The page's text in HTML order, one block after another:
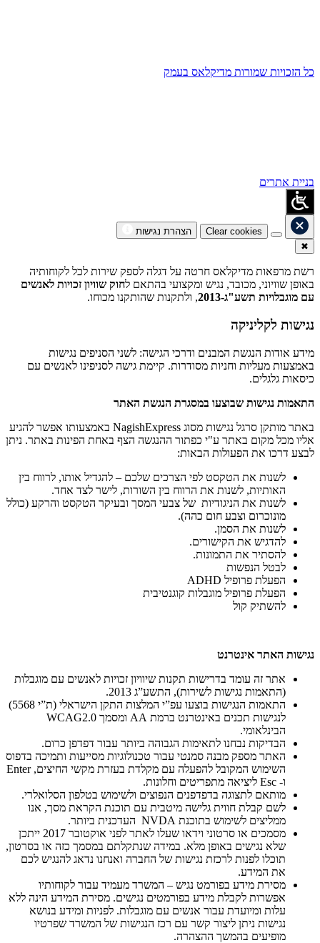
כל הזכויות שמורות מדיקלאס בעמק
בניית אתרים
Clear cookies
הצהרת נגישות
✖
רשת מרפאות מדיקלאס חרטה על דגלה לספק שירות לכל לקוחותיה
באופן שוויוני, מכובד, נגיש ומקצועי בהתאם לחוק שוויון זכויות לאנשים
עם מוגבלויות תשע"ג-2013
, ולתקנות שהותקנו מכוחו.
נגישות לקליניקה
מידע אודות הנגשת המבנים ודרכי הגישה: לשני הסניפים נגישות
באמצעות מעליות וחניות מסודרות. קיימת גישה לסניפינו לאנשים עם
כיסאות גלגלים.
התאמות נגישות שבוצעו במסגרת הנגשת האתר
באתר מותקן סרגל נגישות מסוג NagishExpress באמצעותו אפשר להגיע
אליו מכל מקום באתר ע"י כפתור ההנגשה הצף באחת הפינות באתר. ניתן
לבצע דרכו את הפעולות הבאות:
לשנות את הטקסט לפי הצרכים שלכם – להגדיל אותו, לרווח בין
האותיות, לשנות את הרווח בין השורות, לישר לצד אחד.
לשנות את הניגודיות של צבעי המסך ובעיקר הטקסט והרקע (כולל
מונוכרום וצבע חום כהה).
לשנות את הסמן.
להדגיש את הקישורים.
להסתיר את התמונות.
לבטל הנפשות
הפעלת פרופיל ADHD
הפעלת פרופיל מוגבלות קוגנטיבית
להשתיק קול
נגישות האתר אינטרנט
אתר זה עומד בדרישות תקנות שיוויון זכויות לאנשים עם מוגבלות
(התאמות נגישות לשירות), התשע”ג 2013.
התאמות הנגישות בוצעו עפ”י המלצות התקן הישראלי (ת”י 5568)
לנגישות תכנים באינטרנט ברמת AA ומסמך WCAG2.0
הבינלאומי.
הבדיקות נבחנו לתאימות הגבוהה ביותר עבור דפדפן כרום.
האתר מספק מבנה סמנטי עבור טכנולוגיות מסייעות ותמיכה בדפוס
השימוש המקובל להפעלה עם מקלדת בעזרת מקשי החיצים, Enter
ו- Esc ליציאה מתפריטים וחלונות.
מותאם לתצוגה בדפדפנים הנפוצים ולשימוש בטלפון הסלואלרי.
לשם קבלת חווית גלישה מיטבית עם תוכנת הקראת מסך, אנו
ממליצים לשימוש בתוכנת NVDA העדכנית ביותר.
מסמכים או סרטוני וידאו שעלו לאתר לפני אוקטובר 2017 ייתכן
שלא נגישים באופן מלא. במידה שנתקלתם במסמך כזה או בסרטון,
תוכלו לפנות לרכזת נגישות של החברה ואנחנו נדאג להנגיש לכם
את המידע.
מסירת מידע בפורמט נגיש – המשרד מעמיד עבור לקוחותיו
אפשרות לקבלת מידע בפורמטים נגישים. מסירת המידע הינה ללא
עלות ומיועדת עבור אנשים עם מוגבלות. לפניות ומידע בנושא
נגישות ניתן ליצור קשר עם רכז הנגישות של המשרד שפרטיו
מופיעים בהמשך ההצהרה.